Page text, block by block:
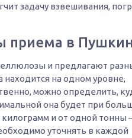
задачу взвешивания,
приема в
и предлагают
находится на одном уровне,
можно определить,
она будет при
килограмм и от одной тонны
уточнять в каждой